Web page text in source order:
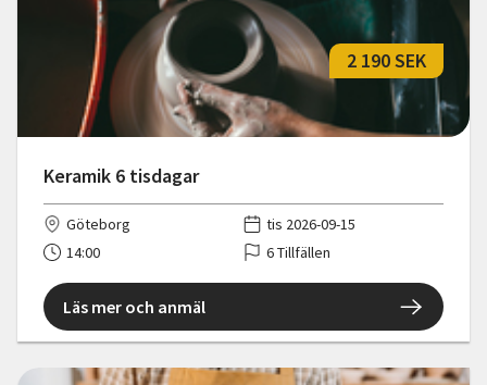
Keramik 6 tisdagar
2 190 SEK
Göteborg
tis 2026-09-15
14:00
6 Tillfällen
Läs mer och anmäl